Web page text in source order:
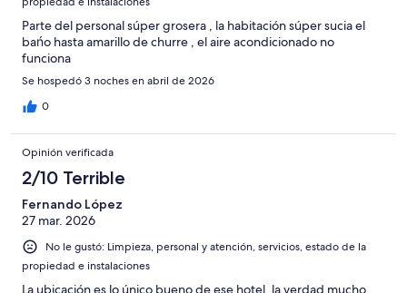
Parte del personal súper grosera , la habitación súper sucia el
bańo hasta amarillo de churre , el aire acondicionado no
funciona
Se hospedó 3 noches en abril de 2026
0
Opinión verificada
2/10 Terrible
Fernando López
27 mar. 2026
No le gustó: Limpieza, personal y atención, servicios, estado de la
propiedad e instalaciones
La ubicación es lo único bueno de ese hotel, la verdad mucho